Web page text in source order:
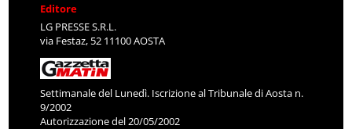
Editore
LG PRESSE S.R.L.
via Festaz, 52 11100 AOSTA
Settimanale del Lunedì. Iscrizione al Tribunale di Aosta n.
9/2002
Autorizzazione del 20/05/2002